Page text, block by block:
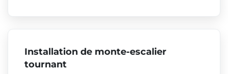
Installation de monte-escalier
tournant